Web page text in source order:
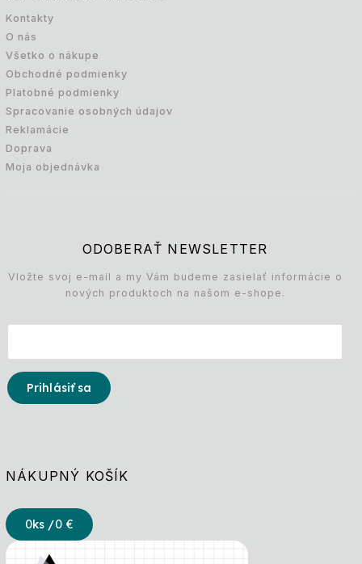
Kontakty
O nás
Všetko o nákupe
Obchodné podmienky
Platobné podmienky
Spracovanie osobných údajov
Reklamácie
Doprava
Moja objednávka
ODOBERAŤ NEWSLETTER
Vložte svoj e-mail a my Vám budeme zasielať informácie o
nových produktoch na našom e-shope.
Prihlásiť sa
NÁKUPNÝ KOŠÍK
0ks /0 €